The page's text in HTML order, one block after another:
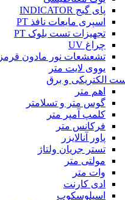
پای گیج INDICATOR
اسپری مایعات نافذ PT
تجهیزات تست بلوک PT
چراغ UV
تشعشعات نور مادون قرمز
یووی لایت متر
الکتریکی و برق
اهم متر
گوس متر و تسلامتر
کلمپ آمپر متر
فرکانس متر
پاور آنالایزر
تستر جریان ولتاژ
مولتی متر
وات متر
ادی کارنت
اسیلوسکوپ